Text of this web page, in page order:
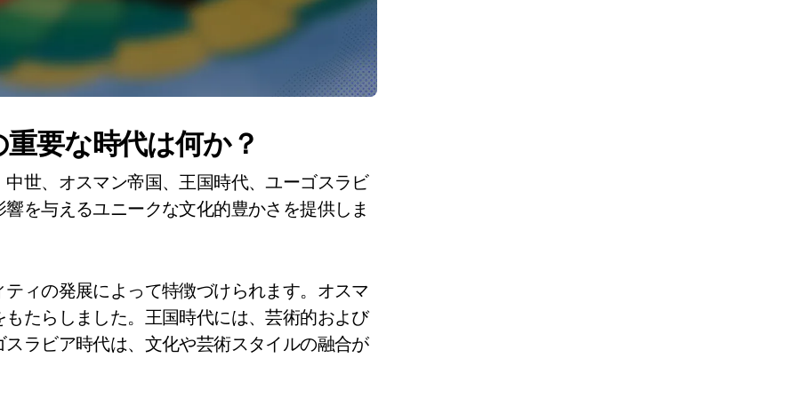
要な時代は何か？
世、オスマン帝国、王国時代、ユーゴスラビ
を与えるユニークな文化的豊かさを提供しま
ィの発展によって特徴づけられます。オスマ
たらしました。王国時代には、芸術的および
ラビア時代は、文化や芸術スタイルの融合が